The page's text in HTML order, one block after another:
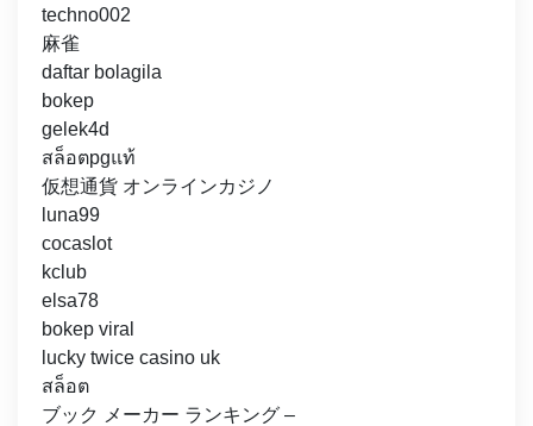
techno002
麻雀
daftar bolagila
bokep
gelek4d
สล็อตpgแท้
仮想通貨 オンラインカジノ
luna99
cocaslot
kclub
elsa78
bokep viral
lucky twice casino uk
สล็อต
ブック メーカー ランキング –